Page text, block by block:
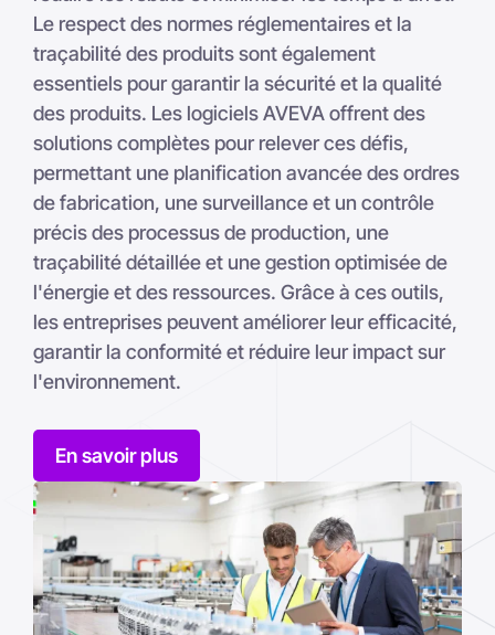
Le respect des normes réglementaires et la
traçabilité des produits sont également
essentiels pour garantir la sécurité et la qualité
des produits. Les logiciels AVEVA offrent des
solutions complètes pour relever ces défis,
permettant une planification avancée des ordres
de fabrication, une surveillance et un contrôle
précis des processus de production, une
traçabilité détaillée et une gestion optimisée de
l'énergie et des ressources. Grâce à ces outils,
les entreprises peuvent améliorer leur efficacité,
garantir la conformité et réduire leur impact sur
l'environnement.
En savoir plus